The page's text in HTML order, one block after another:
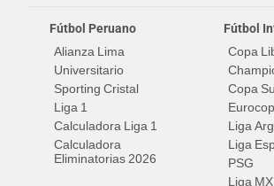
Fútbol Peruano
Alianza Lima
Universitario
Sporting Cristal
Liga 1
Calculadora Liga 1
Calculadora
Eliminatorias 2026
Fútbol
Copa
Copa
Liga
Liga
PSG
Liga MX